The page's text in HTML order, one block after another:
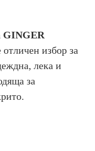
GINGER
отличен избор за
лека и
за